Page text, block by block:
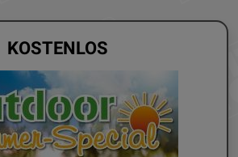
KOSTENLOS